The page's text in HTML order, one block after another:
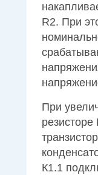
R2. При
При
К1.1